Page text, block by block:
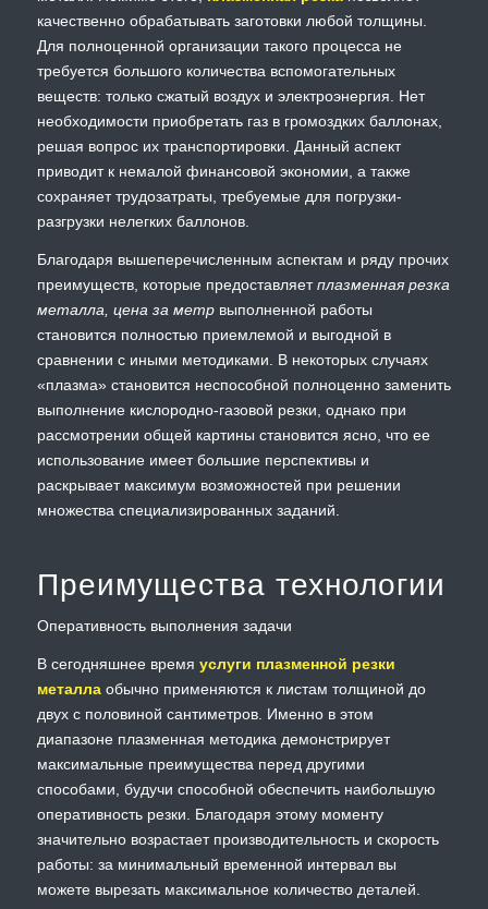
качественно обрабатывать заготовки любой толщины.
Для полноценной организации такого процесса не
требуется большого количества вспомогательных
веществ: только сжатый воздух и электроэнергия. Нет
необходимости приобретать газ в громоздких баллонах,
решая вопрос их транспортировки. Данный аспект
приводит к немалой финансовой экономии, а также
сохраняет трудозатраты, требуемые для погрузки-
разгрузки нелегких баллонов.
Благодаря вышеперечисленным аспектам и ряду прочих
преимуществ, которые предоставляетплазменная резка
металла, цена за метрвыполненной работы
становится полностью приемлемой и выгодной в
сравнении с иными методиками. В некоторых случаях
«плазма» становится неспособной полноценно заменить
выполнение кислородно-газовой резки, однако при
рассмотрении общей картины становится ясно, что ее
использование имеет большие перспективы и
раскрывает максимум возможностей при решении
множества специализированных заданий.
Преимущества технологии
Оперативность выполнения задачи
В сегодняшнее время услуги плазменной резки
металлаобычно применяются к листам толщиной до
двух с половиной сантиметров. Именно в этом
диапазоне плазменная методика демонстрирует
максимальные преимущества перед другими
способами, будучи способной обеспечить наибольшую
оперативность резки. Благодаря этому моменту
значительно возрастает производительность и скорость
работы: за минимальный временной интервал вы
можете вырезать максимальное количество деталей.